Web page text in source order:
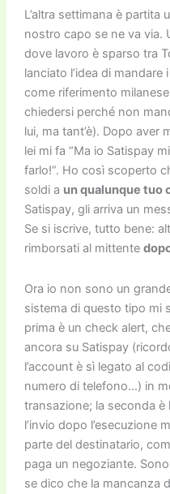
k
L’altra settimana è partita
nostro capo se ne va via.
dove lavoro è sparso tra
lanciato l’idea di
come riferimento
chiedersi perché non
lui, ma tant’è). Dopo aver
lei mi fa “Ma io Satispay
farlo!”. Ho così scoperto
soldi a un qualunque tuo
Satispay, gli arriva un
Se si iscrive, tutto bene:
rimborsati al mittente
Ora io non sono un
sistema di questo tipo mi
prima è un check alert,
ancora su Satispay
l’account è sì legato al
numero di telefono…) in
transazione; la seconda è
l’invio dopo l’esecuzione
parte del destinatario,
paga un negoziante.
se dico che la mancanza